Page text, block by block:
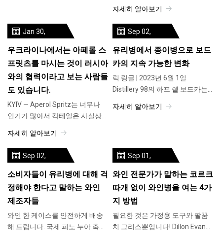
폭행한 혐의로 현재 200만 달러
규모의 소송에 직면해 있다. (사진
=AP
자세히 알아보기
Jan 30,
우크라이나에서는 아페롤 스
프릿츠를 마시는 것이 러시아
와의 협력이라고 보는 사람들
도 있습니다.
KYIV — Aperol Spritz는 너무나
인기가 많아서 칵테일은 사실상
곳에서는 감정가들이 파티오와
바 꼭대기 주변에 빽빽이 들어차
서 거품이 많은 오렌지색 맥주를
들이키고 있습니다.
자세히 알아보기
Sep 02,
유리병에서 종이병으로 보드
카의 지속 가능한 변화
릭 링글 | 2023년 6월 1일
Distillery 98의 하프 쉘 보드카는
능성에 대해 갖고 있는 강렬한 열
자세히 알아보기
Sep 02,
소비자들이 유리병에 대해 걱
정해야 한다고 말하는 와인
제조자들
와인 한 케이스를 안전하게 배송
해 드립니다. 국제 피노 누아 축제
Sep 01,
와인 전문가가 말하는 코르크
따개 없이 와인병을 여는 4가
지 방법
필요한 것은 가정용 도구와 팔꿈
치 그리스뿐입니다! Dillon Evans